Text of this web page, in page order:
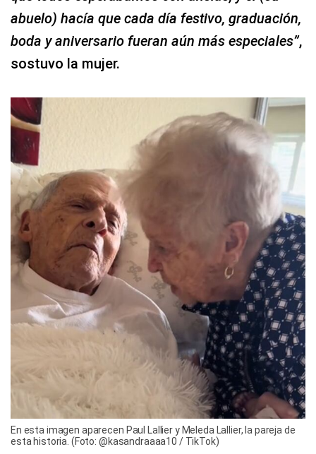
abuelo) hacía que cada día festivo, graduación,
boda y aniversario fueran aún más especiales”,
sostuvo la mujer.
En esta imagen aparecen Paul Lallier y Meleda Lallier, la pareja de
esta historia. (Foto: @kasandraaaa10 / TikTok)